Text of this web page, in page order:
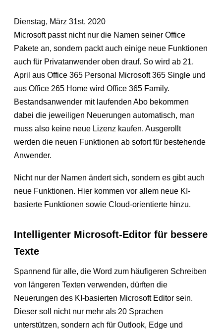
Dienstag, März 31st, 2020
Microsoft passt nicht nur die Namen seiner Office
Pakete an, sondern packt auch einige neue Funktionen
auch für Privatanwender oben drauf. So wird ab 21.
April aus Office 365 Personal Microsoft 365 Single und
aus Office 265 Home wird Office 365 Family.
Bestandsanwender mit laufenden Abo bekommen
dabei die jeweiligen Neuerungen automatisch, man
muss also keine neue Lizenz kaufen. Ausgerollt
werden die neuen Funktionen ab sofort für bestehende
Anwender.
Nicht nur der Namen ändert sich, sondern es gibt auch
neue Funktionen. Hier kommen vor allem neue KI-
basierte Funktionen sowie Cloud-orientierte hinzu.
Intelligenter Microsoft-Editor für bessere
Texte
Spannend für alle, die Word zum häufigeren Schreiben
von längeren Texten verwenden, dürften die
Neuerungen des KI-basierten Microsoft Editor sein.
Dieser soll nicht nur mehr als 20 Sprachen
unterstützen, sondern ach für Outlook, Edge und